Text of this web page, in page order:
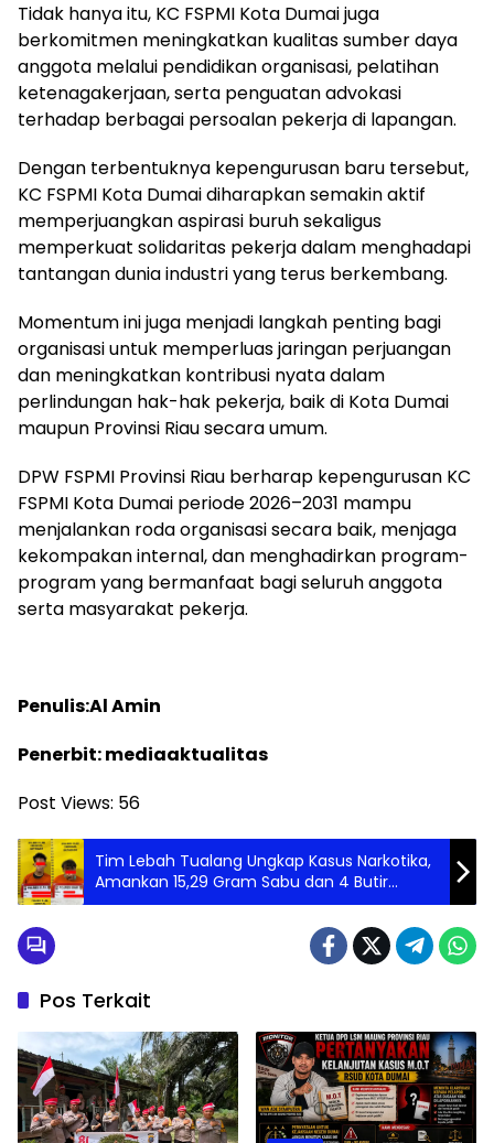
Tidak hanya itu, KC FSPMI Kota Dumai juga
berkomitmen meningkatkan kualitas sumber daya
anggota melalui pendidikan organisasi, pelatihan
ketenagakerjaan, serta penguatan advokasi
terhadap berbagai persoalan pekerja di lapangan.
Dengan terbentuknya kepengurusan baru tersebut,
KC FSPMI Kota Dumai diharapkan semakin aktif
memperjuangkan aspirasi buruh sekaligus
memperkuat solidaritas pekerja dalam menghadapi
tantangan dunia industri yang terus berkembang.
Momentum ini juga menjadi langkah penting bagi
organisasi untuk memperluas jaringan perjuangan
dan meningkatkan kontribusi nyata dalam
perlindungan hak-hak pekerja, baik di Kota Dumai
maupun Provinsi Riau secara umum.
DPW FSPMI Provinsi Riau berharap kepengurusan KC
FSPMI Kota Dumai periode 2026–2031 mampu
menjalankan roda organisasi secara baik, menjaga
kekompakan internal, dan menghadirkan program-
program yang bermanfaat bagi seluruh anggota
serta masyarakat pekerja.
Penulis:Al Amin
Penerbit: mediaaktualitas
Post Views: 56
Tim Lebah Tualang Ungkap Kasus Narkotika,
Amankan 15,29 Gram Sabu dan 4 Butir
Ekstasi
Pos Terkait